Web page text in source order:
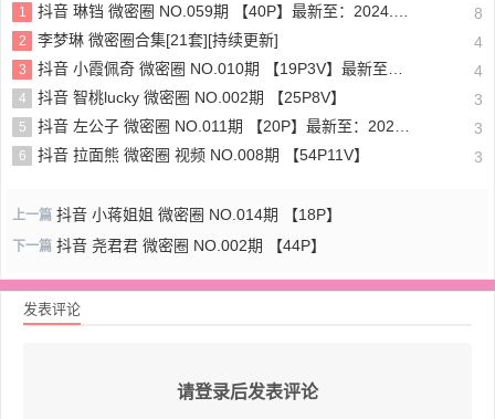
1 抖音 琳铛 微密圈 NO.059期 【40P】最新至：2024.1.10 8
2 李梦琳 微密圈合集[21套][持续更新] 4
3 抖音 小霞佩奇 微密圈 NO.010期 【19P3V】最新至：2025.5.26 4
4 抖音 智桃lucky 微密圈 NO.002期 【25P8V】 3
5 抖音 左公子 微密圈 NO.011期 【20P】最新至：2024.5.13 3
6 抖音 拉面熊 微密圈 视频 NO.008期 【54P11V】 3
上一篇 抖音 小蒋姐姐 微密圈 NO.014期 【18P】
下一篇 抖音 尧君君 微密圈 NO.002期 【44P】
发表评论
请登录后发表评论